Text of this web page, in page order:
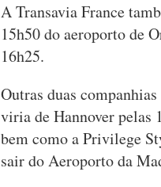
A Transavia France
15h50 do aeroporto de
16h25.
Outras duas
viria de Hannover pelas
bem como a Privilege
sair do Aeroporto da